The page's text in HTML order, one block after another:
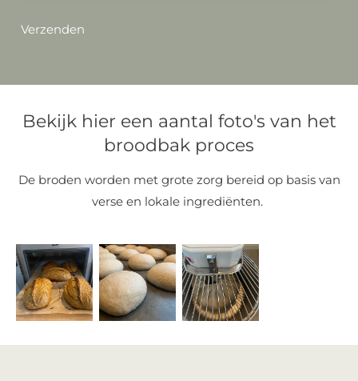
Verzenden
Bekijk hier een aantal foto's van het
broodbak proces
De broden worden met grote zorg bereid op basis van
verse en lokale ingrediënten.